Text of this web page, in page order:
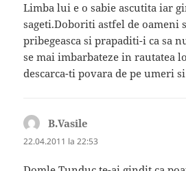
Limba lui e o sabie ascutita iar
sageti.Doboriti astfel de oameni
pribegeasca si prapaditi-i ca sa
se mai imbarbateze in rautatea
descarca-ti povara de pe umeri
B.Vasile
22.04.2011 la 22:53